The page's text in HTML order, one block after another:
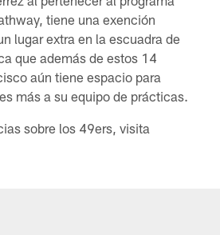
tiene una exención
lugar extra en la escuadra de
que además de estos 14
aún tiene espacio para
más a su equipo de prácticas.
sobre los 49ers, visita